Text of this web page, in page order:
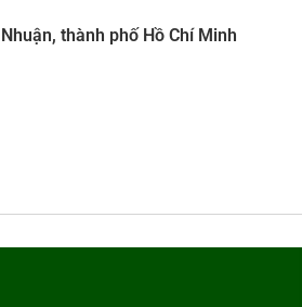
thành phố Hồ Chí Minh